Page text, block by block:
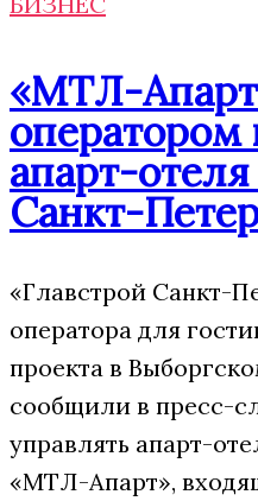
«МТЛ-
оператором
апарт-
Санкт-
«Главстрой Санкт-
оператора для
проекта в
сообщили в пресс-
управлять апарт-
«МТЛ-Апарт»,